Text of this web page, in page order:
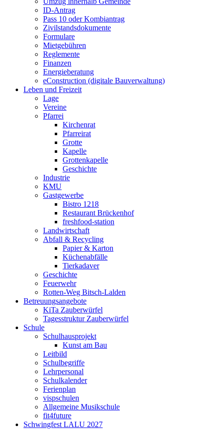
ID-Antrag
Pass 10 oder Kombiantrag
Zivilstandsdokumente
Formulare
Mietgebühren
Reglemente
Finanzen
Energieberatung
eConstruction (digitale Bauverwaltung)
Leben und Freizeit
Lage
Vereine
Pfarrei
Kirchenrat
Pfarreirat
Grotte
Kapelle
Grottenkapelle
Geschichte
Industrie
KMU
Gastgewerbe
Bistro 1218
Restaurant Brückenhof
freshfood-station
Landwirtschaft
Abfall & Recycling
Papier & Karton
Küchenabfälle
Tierkadaver
Geschichte
Feuerwehr
Rotten-Weg Bitsch-Lalden
Betreuungsangebote
KiTa Zauberwürfel
Tagesstruktur Zauberwürfel
Schule
Schulhausprojekt
Kunst am Bau
Leitbild
Schulbegriffe
Lehrpersonal
Schulkalender
Ferienplan
vispschulen
Allgemeine Musikschule
fit4future
Schwingfest LALU 2027